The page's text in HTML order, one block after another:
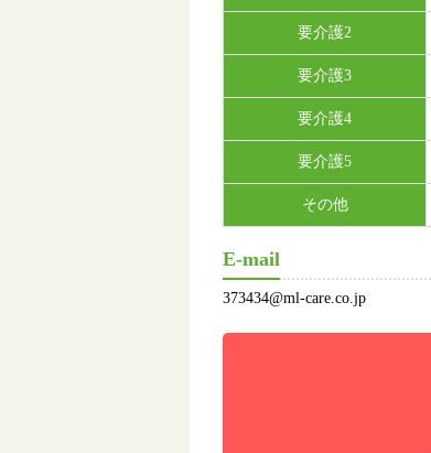
要介護2
要介護3
要介護4
要介護5
その他
E-mail
373434@ml-care.co.jp